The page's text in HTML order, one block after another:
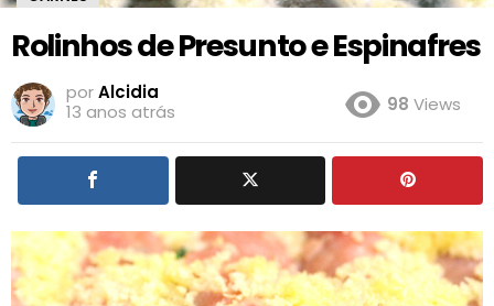
Rolinhos de Presunto e Espinafres
porAlcidia
13 anos atrás
98 Views